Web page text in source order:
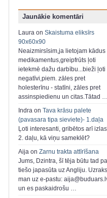
Jaunākie komentāri
Laura on Skaistuma eliksīrs
90x60x90
Neaizmirsīsim,ja lietojam kādus
medikamentus,greipfrūts ļoti
ietekmē dažu darbību...bieži ļoti
negatīvi,piem. zāles pret
holesterīnu - statīni, zāles pret
assinspiedienu un citas.Tātad …
Indra on Tava krāsu palete
(pavasara tipa sieviete)- 1.daļa
Ļoti interesanti, gribētos arī
2. daļu, kā viņu sameklēt?
Aija on Zarnu trakta attīrīšana
Jums, Dzintra, šī tēja būtu tad pa
tiešo japasūta uz Angliju.
man uz e-pastu:
un es paskaidrošu …